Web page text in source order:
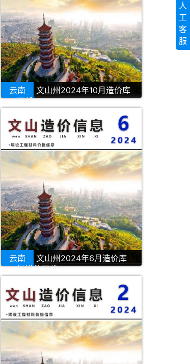
云南
文山州2024年10月造价库
PDF下载
云南
文山州2024年6月造价库
PDF扫描件下载
人
工
客
服